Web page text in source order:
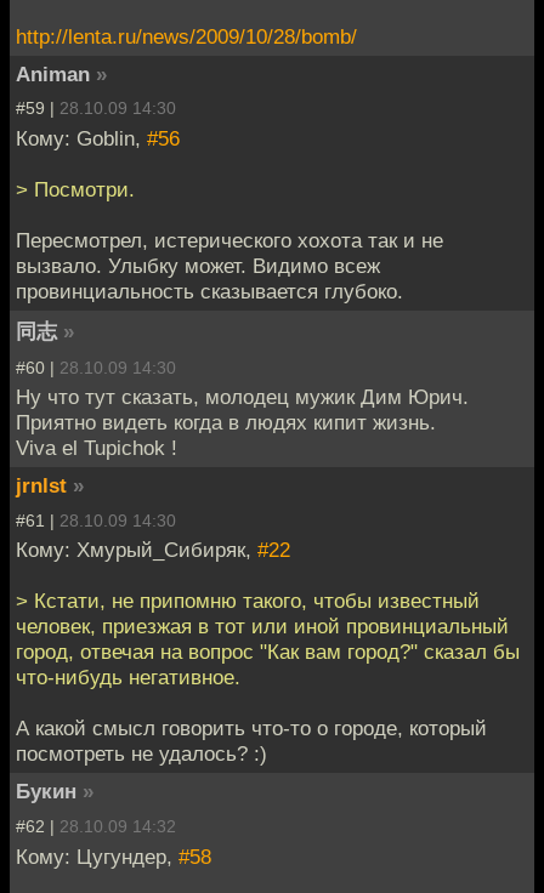
http://lenta.ru/news/2009/10/28/bomb/
Animan »
#59 | 28.10.09 14:30
Кому: Goblin, #56
> Посмотри.
Пересмотрел, истерического хохота так и не
вызвало. Улыбку может. Видимо всеж
провинциальность сказывается глубоко.
同志 »
#60 | 28.10.09 14:30
Ну что тут сказать, молодец мужик Дим Юрич.
Приятно видеть когда в людях кипит жизнь.
Viva el Tupichok !
jrnlst »
#61 | 28.10.09 14:30
Кому: Хмурый_Сибиряк, #22
> Кстати, не припомню такого, чтобы известный
человек, приезжая в тот или иной провинциальный
город, отвечая на вопрос "Как вам город?" сказал бы
что-нибудь негативное.
А какой смысл говорить что-то о городе, который
посмотреть не удалось? :)
Букин »
#62 | 28.10.09 14:32
Кому: Цугундер, #58